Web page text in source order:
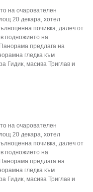
на очарователен
20 декара, хотел
почивка, далеч от
подножието на
предлага на
гледка към
Гидик, масива Триглав и
на очарователен
20 декара, хотел
почивка, далеч от
подножието на
предлага на
гледка към
Гидик, масива Триглав и